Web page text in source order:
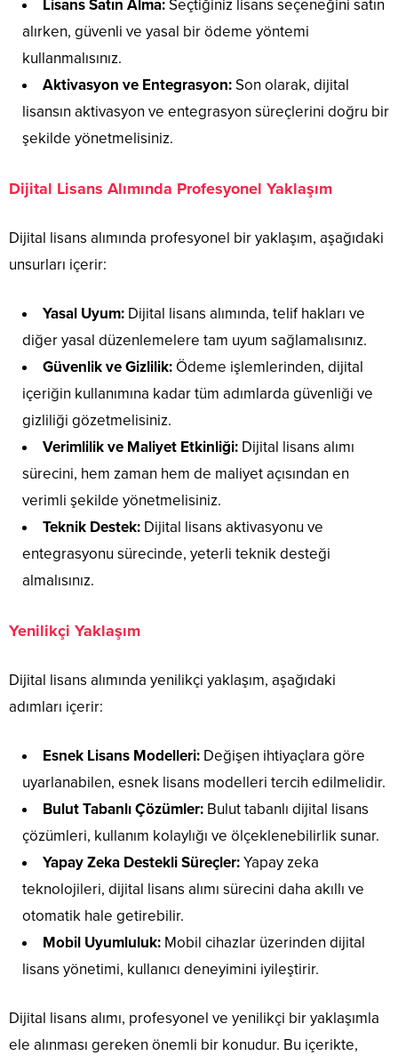
Lisans Satın Alma:Seçtiğiniz lisans seçeneğini satın
alırken, güvenli ve yasal bir ödeme yöntemi
kullanmalısınız.
Aktivasyon ve Entegrasyon:Son olarak, dijital
lisansın aktivasyon ve entegrasyon süreçlerini doğru bir
şekilde yönetmelisiniz.
Dijital Lisans Alımında Profesyonel Yaklaşım
Dijital lisans alımında profesyonel bir yaklaşım, aşağıdaki
unsurları içerir:
Yasal Uyum: Dijital lisans alımında, telif hakları ve
diğer yasal düzenlemelere tam uyum sağlamalısınız.
Güvenlik ve Gizlilik: Ödeme işlemlerinden, dijital
içeriğin kullanımına kadar tüm adımlarda güvenliği ve
gizliliği gözetmelisiniz.
Verimlilik ve Maliyet Etkinliği: Dijital lisans alımı
sürecini, hem zaman hem de maliyet açısından en
verimli şekilde yönetmelisiniz.
Teknik Destek: Dijital lisans aktivasyonu ve
entegrasyonu sürecinde, yeterli teknik desteği
almalısınız.
Yenilikçi Yaklaşım
Dijital lisans alımında yenilikçi yaklaşım, aşağıdaki
adımları içerir:
Esnek Lisans Modelleri: Değişen ihtiyaçlara göre
uyarlanabilen, esnek lisans modelleri tercih edilmelidir.
Bulut Tabanlı Çözümler: Bulut tabanlı dijital lisans
çözümleri, kullanım kolaylığı ve ölçeklenebilirlik sunar.
Yapay Zeka Destekli Süreçler:Yapay zeka
teknolojileri, dijital lisans alımı sürecini daha akıllı ve
otomatik hale getirebilir.
Mobil Uyumluluk: Mobil cihazlar üzerinden dijital
lisans yönetimi, kullanıcı deneyimini iyileştirir.
Dijital lisans alımı, profesyonel ve yenilikçi bir yaklaşımla
ele alınması gereken önemli bir konudur. Bu içerikte,